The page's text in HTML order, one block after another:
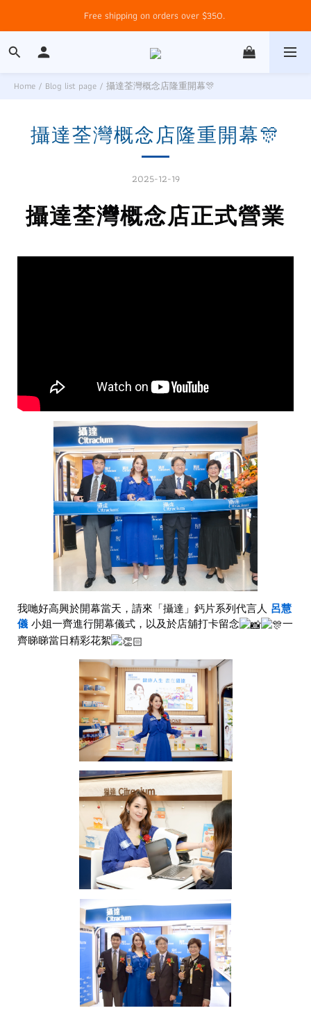
Free shipping on orders over $350.
Home / Blog list page / 攝達荃灣概念店隆重開幕🎊
攝達荃灣概念店隆重開幕🎊
2025-12-19
攝達荃灣概念店正式營業
我哋好高興於開幕當天，請來「攝達」鈣片系列代言人 呂慧
儀 小姐一齊進行開幕儀式，以及於店舖打卡留念
一
齊睇睇當日精彩花絮